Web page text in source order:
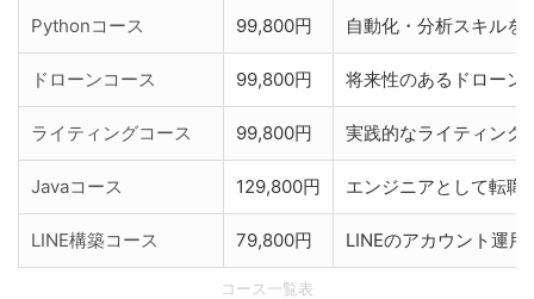
Pythonコース 99,800円 自動化・分析スキルを
ドローンコース 99,800円 将来性のあるドローン
ライティングコース 99,800円 実践的なライティング
Javaコース 129,800円 エンジニアとして転職
LINE構築コース 79,800円 LINEのアカウント運
コース一覧表